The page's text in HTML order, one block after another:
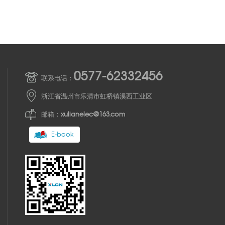
联系电话：0577-62332456
浙江省温州市乐清市虹桥镇溪西工业区
邮箱：xulianelec@163.com
E-book